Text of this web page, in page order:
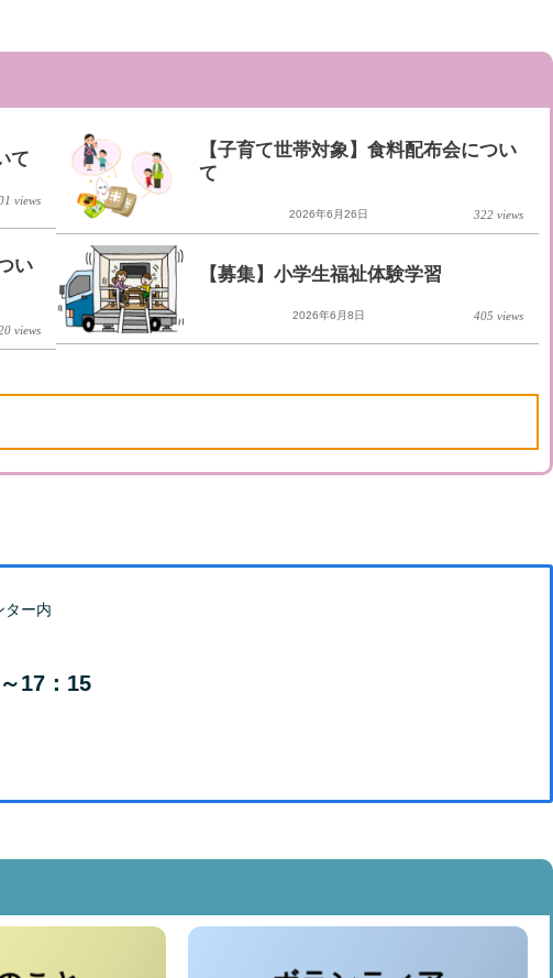
て
views
【子育て世帯対象】食料配布会につい
て
2026年6月26日 322 views
い
views
【募集】小学生福祉体験学習
2026年6月8日 405 views
ー内
17：15